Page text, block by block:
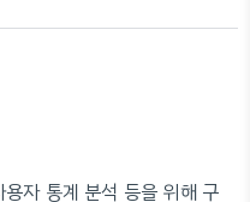
자 통계 분석 등을 위해 구